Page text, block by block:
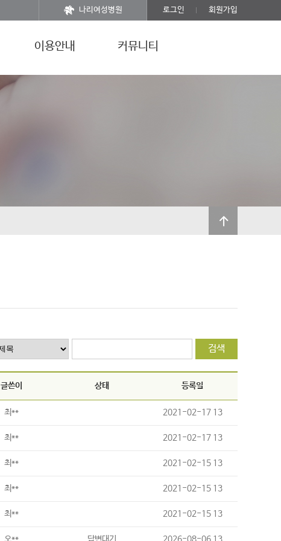
로그인 회원가입
나리여성병원
이용안내 커뮤니티
검색
글쓴이 상태 등록일
최** 2021-02-17 13
최** 2021-02-17 13
최** 2021-02-15 13
최** 2021-02-15 13
최** 2021-02-15 13